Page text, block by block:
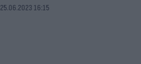
25.06.2023 16:15